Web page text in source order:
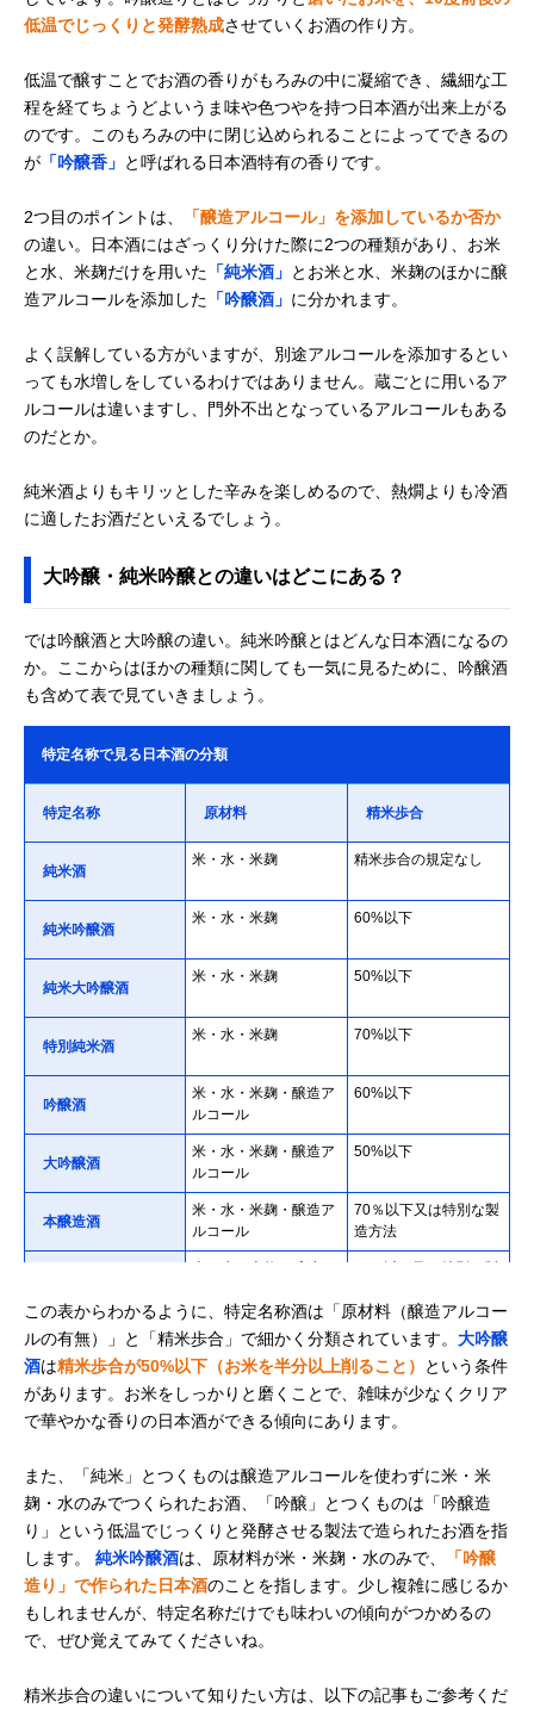
低温でじっくりと発酵熟成させていくお酒の作り方。
低温で醸すことでお酒の香りがもろみの中に凝縮でき、繊細な工
程を経てちょうどよいうま味や色つやを持つ日本酒が出来上がる
のです。このもろみの中に閉じ込められることによってできるの
が 「吟醸香」 と呼ばれる日本酒特有の香りです。
2つ目のポイントは、
「醸造アルコール」を添加しているか否か
の違い。日本酒にはざっくり分けた際に2つの種類があり、お米
と水、米麹だけを用いた 「純米酒」 とお米と水、米麹のほかに醸
造アルコールを添加した 「吟醸酒」 に分かれます。
よく誤解している方がいますが、別途アルコールを添加するとい
っても水増しをしているわけではありません。蔵ごとに用いるア
ルコールは違いますし、門外不出となっているアルコールもある
のだとか。
純米酒よりもキリッとした辛みを楽しめるので、熱燗よりも冷酒
に適したお酒だといえるでしょう。
大吟醸・純米吟醸との違いはどこにある？
では吟醸酒と大吟醸の違い。純米吟醸とはどんな日本酒になるの
か。ここからはほかの種類に関しても一気に見るために、吟醸酒
も含めて表で見ていきましょう。
特定名称で見る日本酒の分類
特定名称 原材料 精米歩合
純米酒
米・水・米麹 精米歩合の規定なし
純米吟醸酒
米・水・米麹 60%以下
純米大吟醸酒
米・水・米麹 50%以下
特別純米酒
米・水・米麹 70%以下
吟醸酒
米・水・米麹・醸造ア
ルコール
60%以下
大吟醸酒
米・水・米麹・醸造ア
ルコール
50%以下
本醸造酒
米・水・米麹・醸造ア
ルコール
70％以下又は特別な製
造方法
米・水・米麹・醸造ア
60%以下又は特別な製
この表からわかるように、特定名称酒は「原材料（醸造アルコー
ルの有無）」と「精米歩合」で細かく分類されています。 大吟醸
酒は精米歩合が50%以下（お米を半分以上削ること）
という条件
があります。お米をしっかりと磨くことで、雑味が少なくクリア
で華やかな香りの日本酒ができる傾向にあります。
また、「純米」とつくものは醸造アルコールを使わずに米・米
麹・水のみでつくられたお酒、「吟醸」とつくものは「吟醸造
り」という低温でじっくりと発酵させる製法で造られたお酒を指
します。 純米吟醸酒は、原材料が米・米麹・水のみで、
「吟醸
造り」で作られた日本酒のことを指します。少し複雑に感じるか
もしれませんが、特定名称だけでも味わいの傾向がつかめるの
で、ぜひ覚えてみてくださいね。
精米歩合の違いについて知りたい方は、以下の記事もご参考くだ